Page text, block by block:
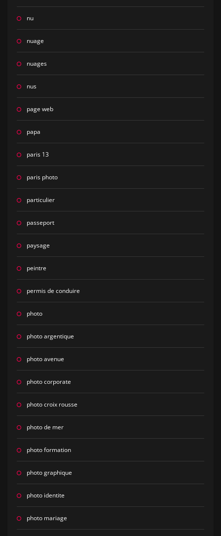
nu
nuage
nuages
nus
page web
papa
paris 13
paris photo
particulier
passeport
paysage
peintre
permis de conduire
photo
photo argentique
photo avenue
photo corporate
photo croix rousse
photo de mer
photo formation
photo graphique
photo identite
photo mariage